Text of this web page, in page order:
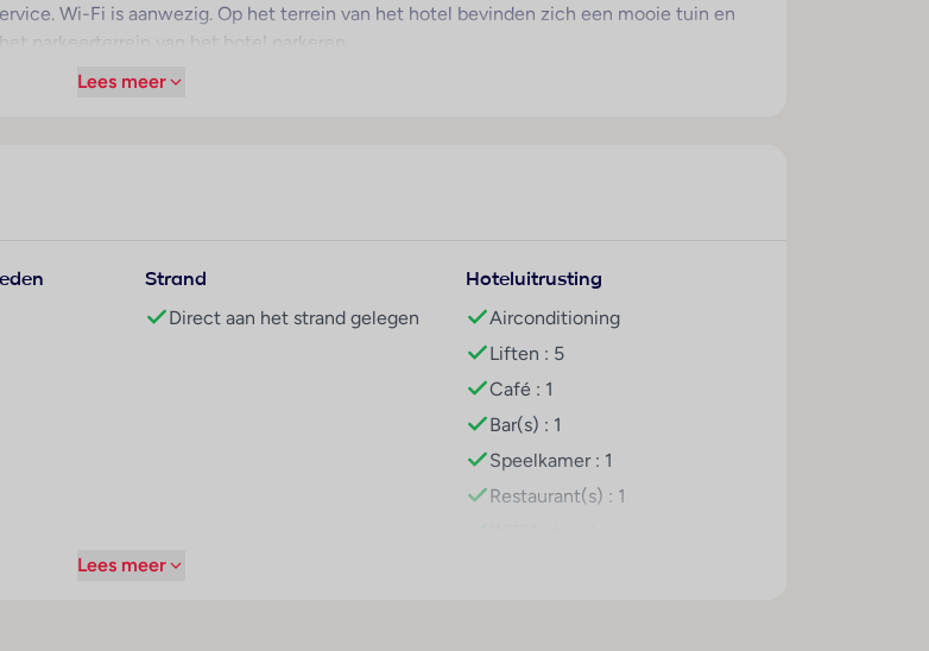
Wi-Fi is aanwezig. Op het terrein van het hotel bevinden zich een mooie tuin en
parkeerterrein van het hotel parkeren.
mogelijkheden op het gebied van communicatie en entertainment ter
om de vrije tijd naar eigen inzicht vorm te geven. Terwijl de volwassenen in het
in het pierenbadje aan hun trekken. Op het terras staan ligstoelen onder parasols
en nieuwe kracht te tanken. Grote en kleine gasten hebben de mogelijkheid om
GIATA 2004 - 2026. Multilingual, powered by www.giata.com for client nof 125551
bv. een restaurant, een koffiehuis en een bar. Het hotel biedt halfpension en all-
Lees meer
Strand
Direct aan het strand gelegen
Hoteluitrusting
Airconditioning
Liften : 5
Café : 1
Bar(s) : 1
Speelkamer : 1
Restaurant(s) : 1
Lees meer